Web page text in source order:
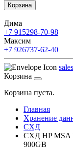
Корзина
Дима
+7 915298-70-98
Максим
+7 926737-62-40
Корзина
Корзина пуста.
Главная
Хранение
СХД
СХД HP MSA
900GB